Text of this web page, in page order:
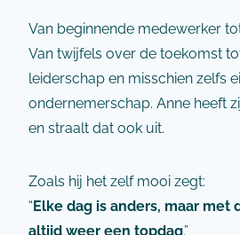
Van beginnende medewerker
Van twijfels over de toekomst
leiderschap en misschien zelfs
ondernemerschap. Anne heeft
en straalt dat ook uit.
Zoals hij het zelf mooi zegt:
“Elke dag is anders, maar met
altijd weer een topdag.”